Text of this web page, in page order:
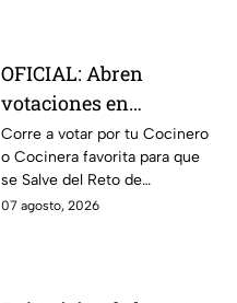
OFICIAL: Abren
votaciones en
MasterChef 24/7 para
que salves a un
Cocinero del Reto de
Eliminación de este
Corre a votar por tu Cocinero
o Cocinera favorita para que
se Salve del Reto de
Eliminación de MasterChef
07 agosto, 2026